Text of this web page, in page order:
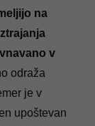
na
v
odraža
je v
upoštevan